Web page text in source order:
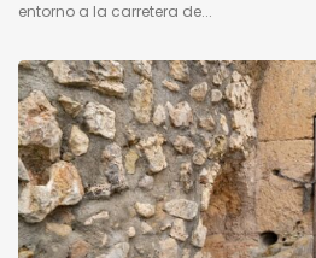
entorno a la carretera de...